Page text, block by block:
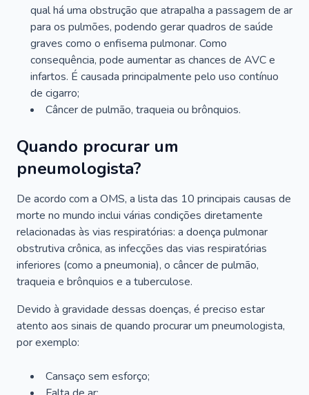
qual há uma obstrução que atrapalha a passagem de ar
para os pulmões, podendo gerar quadros de saúde
graves como o enfisema pulmonar. Como
consequência, pode aumentar as chances de AVC e
infartos. É causada principalmente pelo uso contínuo
de cigarro;
Câncer de pulmão, traqueia ou brônquios.
Quando procurar um
pneumologista?
De acordo com a OMS, a lista das 10 principais causas de
morte no mundo inclui várias condições diretamente
relacionadas às vias respiratórias: a doença pulmonar
obstrutiva crônica, as infecções das vias respiratórias
inferiores (como a pneumonia), o câncer de pulmão,
traqueia e brônquios e a tuberculose.
Devido à gravidade dessas doenças, é preciso estar
atento aos sinais de quando procurar um pneumologista,
por exemplo:
Cansaço sem esforço;